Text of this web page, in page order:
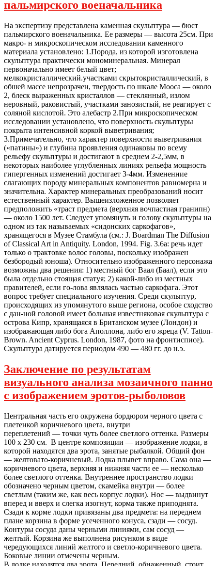
пальмирского военачальника
На экспертизу представлена каменная скульптура — бюст
пальмирского военачальника. Ее размеры — высота 25см. При
макро- н микроскопическом исследовании каменного
материала установлено: 1.Порода, из которой изготовлена
скульптура практически мономинеральная. Минерал
первоначально имеет белый цвет;
мелкокристаллический.участками скрытокристаллический, в
обшей массе непрозрачен, твердость по шкале Мооса — около
2, блеск выраженных кристаллов — стеклянный, излом
неровный, раковистый, участками занозистый, не реагирует с
соляной кислотой. Это алебастр 2.При микроскопическом
исследовании установлено, что поверхность скульптуры
покрыта интенсивной коркой выветривания;
3.Примечательно, что характер поверхности выветривания
(«патины») и глубина проявления одинаковы по всему
рельефу скульптуры и достигают в среднем 2-2,5мм, в
некоторых наиболее углубленных линиях рельефа мощность
гипергенных изменений достигает 3-4мм. Измененние
слагающих породу минеральных компонентов равномерна и
значительна. Характер минеральных преобразований носит
естественный характер. Вышеизложенное позволяет
предположить «траст предмета (верхняя вочпастиая гранипн)
— около 1500 лет. Следует упомянуть и голову скульптуры на
одном из так называемых «сидонских саркофагов»,
хранящегося в Музее Стамбула (см.: J. Boardman The Diffusion
of Classical Art in Antiquity. London, 1994. Fig. 3.6a: речь идет
только о трактовке волос головы, поскольку изображен
безбородый юноша). Относительно изображенного персонажа
возможны два решения: 1) местный бог Ваал (Баал), если это
была отдельно стоящая статуя; 2) какой-либо из местных
правителей, если го-лова являлась частью саркофага. Этот
вопрос требует специального изучения. Среди скульптур,
происходящих из упомянутого выше региона, особое сходство
с дан-ной головой имеет большая известняковая скульптура с
острова Кипр, хранящаяся в Британском музее (Лондон) и
изображающая либо бога Аполлона, либо его жреца (V. Tatton-
Brown. Ancient Cyprus. London, 1987, фото на фронтисписе).
Скульптура датируется периодом 490 — 480 гг. до н.э.
Заключение по результатам
визуального анализа мозаичного панно
с изображением эротов-рыболовов
Центральная часть его окружена бордюром черного цвета с
плетенкой коричневого цвета, внутри
переплетений — точки чуть более светлого оттенка. Размеры
100 х 230 см. В центре композиции — изображение лодки, в
которой находятся два эрота, занятые рыбалкой. Общий фон
— желтовато-коричневый. Лодка плывет вправо. Сама она —
коричневого цвета, верхняя и нижняя части ее — несколько
более светлого оттенка. Внутреннее пространство лодки
обозначено черным цветом, скамейка внутри — более
светлым (таким же, как весь корпус лодки). Нос — выдвинут
вперед и вверх и слегка изогнут, корма также приподнята.
Сзади к корме лодки привязаны два предмета: на переднем
плане корзина в форме усеченного конуса, сзади — сосуд.
Контуры сосуда даны черными линиями, сам сосуд —
желтый. Корзина же выполнена рисунком в виде
чередующихся линий желтого и светло-коричневого цвета.
Боковые линии отмечены черным.
В лодке находятся два эрота. Передний, обнаженный, стоит